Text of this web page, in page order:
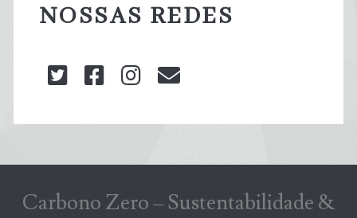
NOSSAS REDES
twitterfacebookinstagram
Carbono Zero – Sustentabilidade &